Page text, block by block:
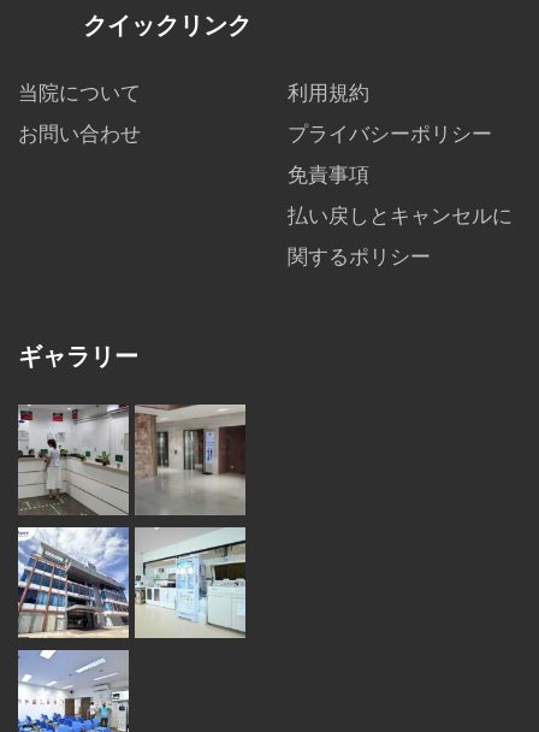
クイックリンク
当院について
お問い合わせ
利用規約
プライバシーポリシー
免責事項
払い戻しとキャンセルに
関するポリシー
ギャラリー